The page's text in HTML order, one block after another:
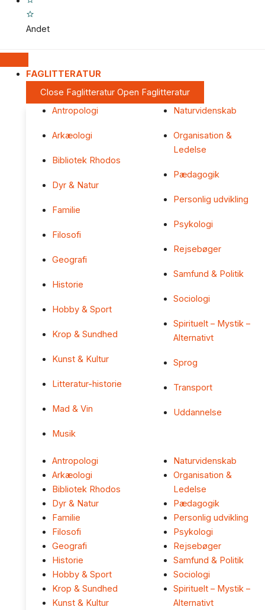
Andet
FAGLITTERATUR
Close Faglitteratur Open Faglitteratur
Antropologi
Arkæologi
Bibliotek Rhodos
Dyr & Natur
Familie
Filosofi
Geografi
Historie
Hobby & Sport
Krop & Sundhed
Kunst & Kultur
Litteratur-historie
Mad & Vin
Musik
Naturvidenskab
Organisation &
Ledelse
Pædagogik
Personlig udvikling
Psykologi
Rejsebøger
Samfund & Politik
Sociologi
Spirituelt – Mystik –
Alternativt
Sprog
Transport
Uddannelse
Antropologi
Arkæologi
Bibliotek Rhodos
Dyr & Natur
Familie
Filosofi
Geografi
Historie
Hobby & Sport
Krop & Sundhed
Kunst & Kultur
Naturvidenskab
Organisation &
Ledelse
Pædagogik
Personlig udvikling
Psykologi
Rejsebøger
Samfund & Politik
Sociologi
Spirituelt – Mystik –
Alternativt